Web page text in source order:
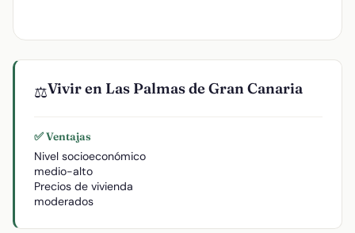
⚖️Vivir en Las Palmas de Gran Canaria
✅ Ventajas
Nivel socioeconómico
medio-alto
Precios de vivienda
moderados